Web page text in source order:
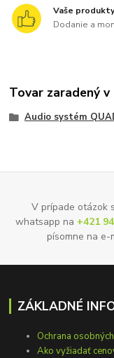
Vaše
Dodanie a
Tovar zaradený
Audio systém
V prípade otázok
whatsapp na +421
písomne na e-
ZÁKLADNÉ
Ochrana
Ako vyžiadať